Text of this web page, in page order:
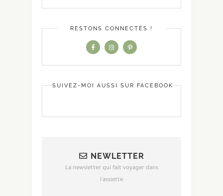
RESTONS CONNECTÉS !
SUIVEZ-MOI AUSSI SUR FACEBOOK
NEWLETTER
La newsletter qui fait voyager dans
l'assiette